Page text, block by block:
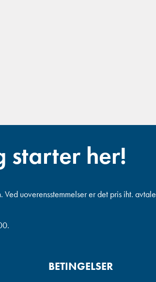
starter her!
uoverensstemmelser er det pris iht. avtale
BETINGELSER